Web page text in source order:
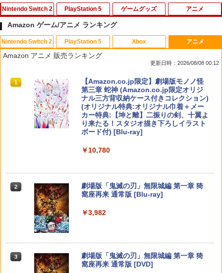
Nintendo Switch 2
1
※メール便発送※ 【新品】Nintendo S
witch 2 真・三國無双 ORIGINS ［Switc
￥8,679
任天堂 マリオカート ワールド【Switch
2】 BEEPAAAAA [BEEPAAAAA]
￥8,960
3
任天堂 ファイアーエムブレム 万紫千紅
【Switch 2】 BEEPAACSA [BEEPAACS
4
スーパーボンバーマン コレクション Nin
tendo Switch 2 Edition 日本限定版
PlayStation 5
1 グランツーリスモ7 PS5版
Castlevania: Belmont's Curse Midnig
ht Edition 【PS5】 VH015-J1
3
PS5冷却ファン PS5用 遠心式クーリング
ファン 3風速調節 急速冷却 PlayStation
Bポート 挿入起動 省スペース 耐久性 Pla
ゲームグッズ
1 【中古】ソウルキャリバーII
【中古】モンスターハンターダブルクロ
ス (【初回封入特典】『モンスターハン
ターダブルクロス』オリジナル「テー
【全品ポイント10倍！要エントリー】
ータ ファミリーコンピュータ ゲームソ
￥1,660
アニメ
1
アースノーマット コードレス 60日 本体
蚊除け 屋内 屋外 蚊 対策 駆除 蚊取り 無
￥1,006
【中古】借りぐらしのアリエッティ [レ
ンタル落ち] [Blu-ray] [ブルーレイ]
￥1,640
3
【中古】【未使用品】プレデター：バッ
ドランド [純正ブルーレイ＋純正ケース]
￥2,980
4
【楽天ブックス限定先着特典】「超かぐ
や姫！」通常版【Blu-ray】(アクリルコ
Amazon ゲーム/アニメ ランキング
Nintendo Switch 2
1
スプラトゥーン レイダース|オンライン
コード版
￥5,832
スプラトゥーン レイダース -Switch2
PlayStation 5
1
PlayStation 5 デジタル・エディション
日本語専用 Console Language: Japan
ese only (CFI-2200B01)
￥55,000
Beast of Reincarnation -PS5 【特典】
Xbox
1
【純正品】Xbox ワイヤレス コントロー
ラー + USB-C® ケーブル
￥8,300
ラー (ロボット ホワイト)
ラー (カーボンブラック)
【純正品】Xbox 充電式バッテリー + US
アニメ
Amazon アニメ 販売ランキング
更新日時：2026/08/08 00:12
1
【Amazon.co.jp限定】劇場版モノノ怪
第三章 蛇神 (Amazon.co.jp限定オリジ
ナル三方背収納ケース付きコレクション)
(オリジナル特典:オリジナル巾着＋メー
カー特典:【坤と離】二振りの剣、十翼よ
り来たる！スタジオ描き下ろしイラスト
ボード付) [Blu-ray]
￥10,780
2
劇場版「鬼滅の刃」無限城編 第一章 猗
窩座再来 通常版 [Blu-ray]
￥3,982
3
劇場版「鬼滅の刃」無限城編 第一章 猗
窩座再来 通常版 [DVD]